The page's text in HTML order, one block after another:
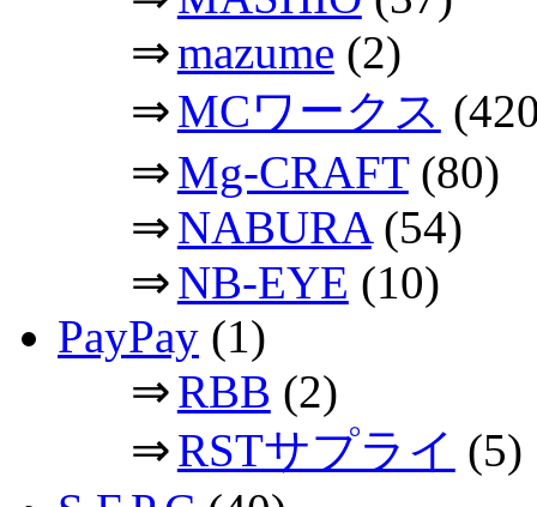
⇒mazume (2)
⇒MCワークス
⇒Mg-CRAFT(80)
⇒NABURA(54)
⇒NB-EYE (10)
PayPay (1)
⇒RBB (2)
⇒RSTサプライ (5)